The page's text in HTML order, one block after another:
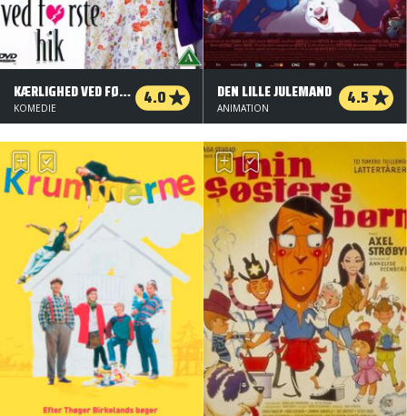
KÆRLIGHED VED FØRSTE HIK 4.0
KOMEDIE
DEN LILLE JULEMAND 4.5
ANIMATION